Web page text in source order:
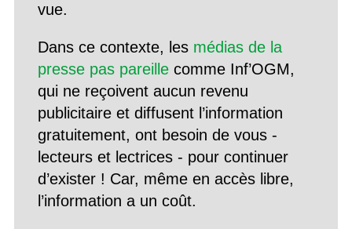
vue.
Dans ce contexte, les médias de la
presse pas pareillecomme Inf’OGM,
qui ne reçoivent aucun revenu
publicitaire et diffusent l’information
gratuitement, ont besoin de vous -
lecteurs et lectrices - pour continuer
d’exister ! Car, même en accès libre,
l’information a un coût.